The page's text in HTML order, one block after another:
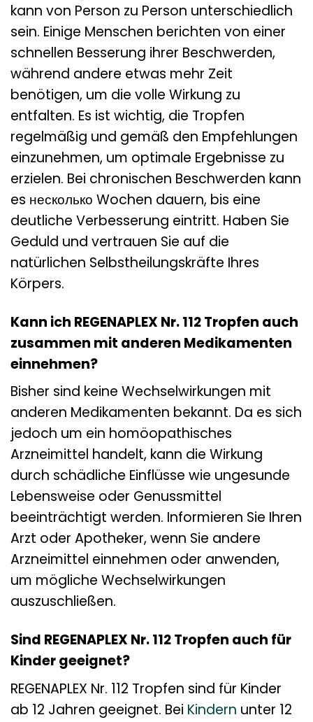
kann von Person zu Person unterschiedlich
sein. Einige Menschen berichten von einer
schnellen Besserung ihrer Beschwerden,
während andere etwas mehr Zeit
benötigen, um die volle Wirkung zu
entfalten. Es ist wichtig, die Tropfen
regelmäßig und gemäß den Empfehlungen
einzunehmen, um optimale Ergebnisse zu
erzielen. Bei chronischen Beschwerden kann
es несколько Wochen dauern, bis eine
deutliche Verbesserung eintritt. Haben Sie
Geduld und vertrauen Sie auf die
natürlichen Selbstheilungskräfte Ihres
Körpers.
Kann ich REGENAPLEX Nr. 112 Tropfen auch
zusammen mit anderen Medikamenten
einnehmen?
Bisher sind keine Wechselwirkungen mit
anderen Medikamenten bekannt. Da es sich
jedoch um ein homöopathisches
Arzneimittel handelt, kann die Wirkung
durch schädliche Einflüsse wie ungesunde
Lebensweise oder Genussmittel
beeinträchtigt werden. Informieren Sie Ihren
Arzt oder Apotheker, wenn Sie andere
Arzneimittel einnehmen oder anwenden,
um mögliche Wechselwirkungen
auszuschließen.
Sind REGENAPLEX Nr. 112 Tropfen auch für
Kinder geeignet?
REGENAPLEX Nr. 112 Tropfen sind für Kinder
ab 12 Jahren geeignet. Bei Kindern unter 12